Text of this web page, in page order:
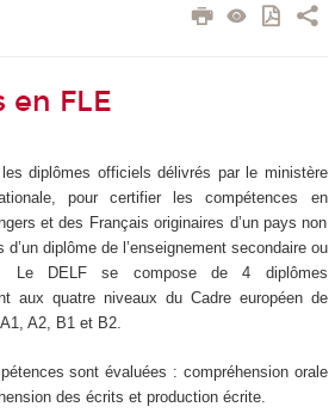
FLE
diplômes officiels délivrés par le ministère
pour certifier les compétences en
et des Français originaires d’un pays non
diplôme de l’enseignement secondaire ou
Le DELF se compose de 4 diplômes
aux quatre niveaux du Cadre européen de
A2, B1 et B2.
sont évaluées : compréhension orale
des écrits et production écrite.